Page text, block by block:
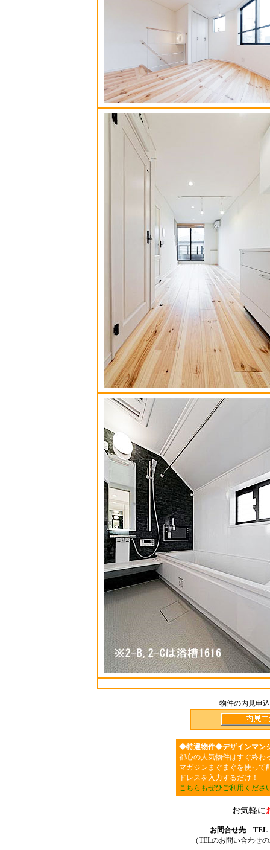
物件の内見申
◆特選物件◆デザインマン
都心の人気物件はすぐ終わ
マガジンまぐまぐを使って
ドレスを入力するだけ！
こちらもぜひご利用くださ
お気軽に
お問合せ先 TEL
（TELのお問い合わせ